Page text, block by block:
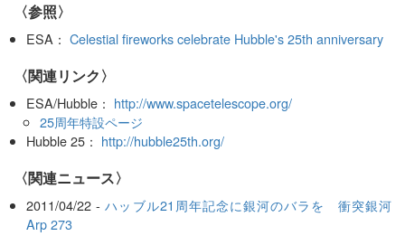
〈参照〉
ESA：Celestial fireworks celebrate Hubble's 25th anniversary
〈関連リンク〉
ESA/Hubble： http://www.spacetelescope.org/
25周年特設ページ
Hubble 25： http://hubble25th.org/
〈関連ニュース〉
2011/04/22 -ハッブル21周年記念に銀河のバラを 衝突銀河
Arp 273